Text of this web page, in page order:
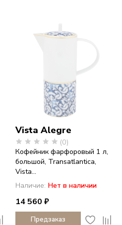
Vista Alegre
(0)
Кофейник фарфоровый 1 л,
большой, Transatlantica,
Vista...
Наличие: Нет в наличии
14 560 ₽
Предзаказ